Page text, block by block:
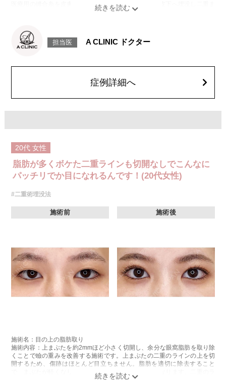
医療用の縫合糸を皮膚から瞼板に通し、結紮した糸を皮下へ埋没し二重ま
施術時間：約15～20分程
リスク、副作用：腫れ、内出血、疼痛、目がごろごろする違和感などが術
症、血管閉塞などが生じることがございます。注入箇所を強く刺激するよ
うなマッサージは1〜2週間ほどお控えください。
費用：モニター価格54,800円(税込)
施術名：パーフェクトアイズ
医療用の糸で目尻の下側を軽く引き下げることで、優しく穏やかな印象の
たれ目を形成します。
[目尻切開法]
目尻の皮膚を一部取り除くことで、隠れていた白目の部分が見えるように
なり、目の横幅を大きく見せる施術です。
施術時間：約30分程
抜糸：切開範囲により5～7日後にご来院して頂く場合がございます。
リスク、副作用：腫れ、内出血、疼痛、目がごろごろする違和感などが術
後一時的に生じることがございます。また、稀に細菌感染症、左右差、後
戻り、目尻のラインに段差が生じる、睫毛が切れたり抜ける、結膜腫脹な
施術名：目頭切開法
施術内容：目頭切開法は、目頭（目の内側の皮膚）にある蒙古襞(もうこひ
だ)を切開して縫縮することで、目の横幅を広げ、目元をより大きく見せる
施術です。この部分を調整することで、目の印象をはっきりとさせたり、
二重幅の見え方を整えることができます。また、目の横幅が広がることに
より、離れ目を改善する効果も期待できます。
す。また、稀に細菌感染症、左右差、後戻り、創部離開、肥厚性瘢痕、皮
膚のひきつれなどが生じることがございます。
費用：217,800円〜327,800円(税込)
オプション：笑気麻酔 3,300円(税込)
担当医 A CLINIC ドクター
症例詳細へ
20代 女性
脂肪が多くボケた二重ラインも切開なしでこんなに
パッチリでか目になれるんです！(20代女性)
#二重術埋没法
施術前 施術後
施術名：目の上の脂肪取り
施術内容：上まぶたを約2mmほど小さく切開し、余分な眼窩脂肪を取り除
くことで瞼の重みを改善する施術です。上まぶたの二重のラインの上を切
開するため、傷跡はほとんど目立ちません。脂肪を適切に除去すること
で、まぶたが軽くなり、目元がすっきりとした印象になります。二重のラ
インもよりくっきりと出やすくなるため、眠たそうな目元や重たいまぶた